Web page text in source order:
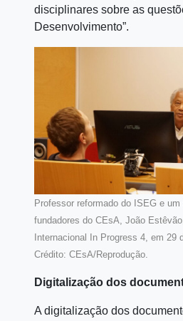
disciplinares sobre as
Desenvolvimento”.
Professor reformado do ISEG e
fundadores do CEsA, João
Internacional In Progress 4, em 29
Crédito: CEsA/Reprodução.
Digitalização dos
A digitalização dos